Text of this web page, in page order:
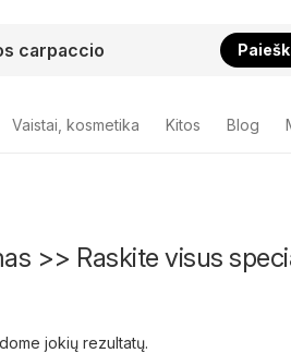
Vaistai, kosmetika Kitos Blog
>> Raskite visus
jokių rezultatų.